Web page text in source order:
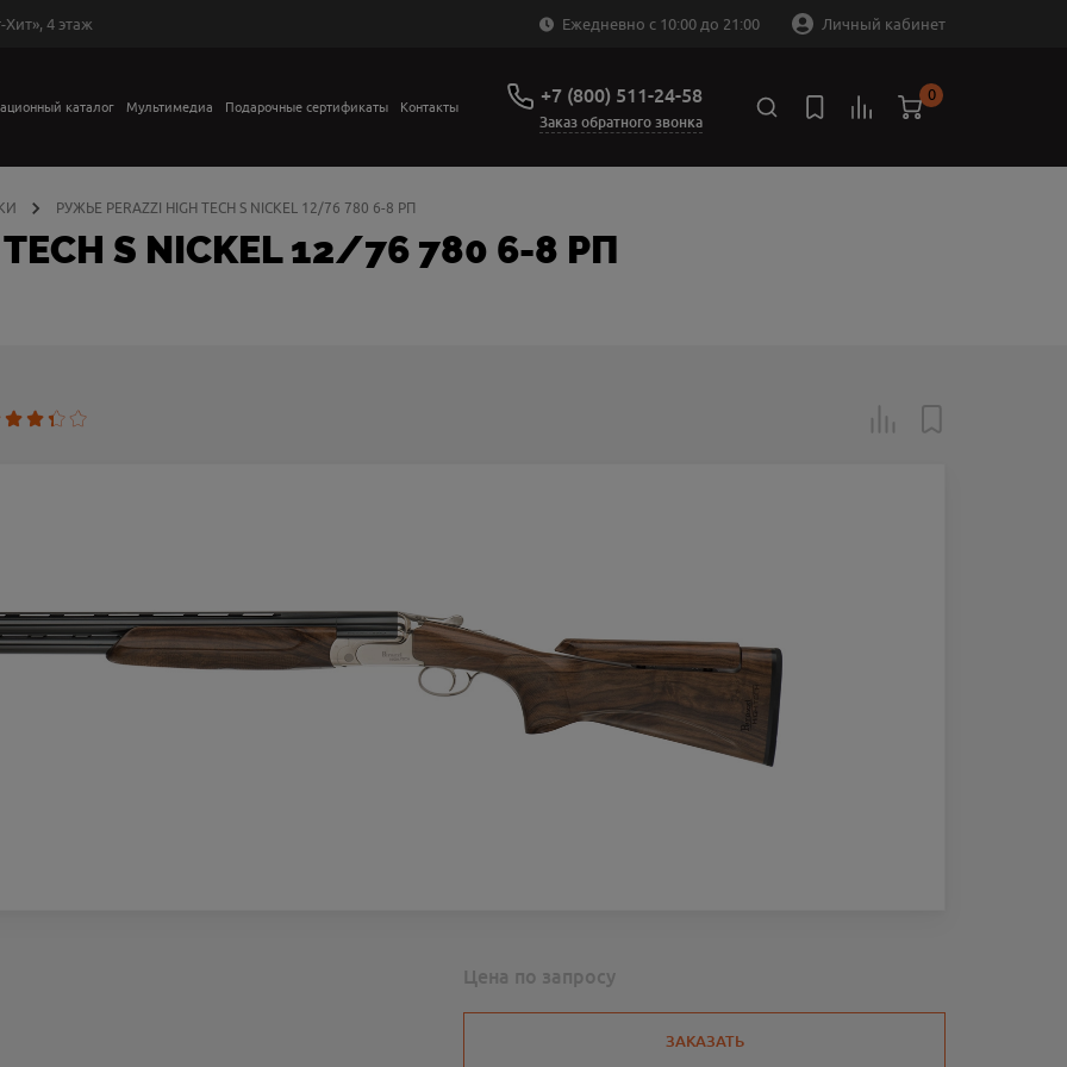
4 этаж Ежедневно с 10:00 до 21:00 Личный кабинет
каталог Мультимедиа Подарочные сертификаты Контакты +7 (800) 511-24-58
Заказ обратного звонка
0
РУЖЬЕ PERAZZI HIGH TECH S NIСKEL 12/76 780 6-8 РП
S NIСKEL 12/76 780 6-8 РП
Цена по запросу
ЗАКАЗАТЬ